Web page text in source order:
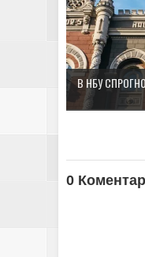
В НБУ
0